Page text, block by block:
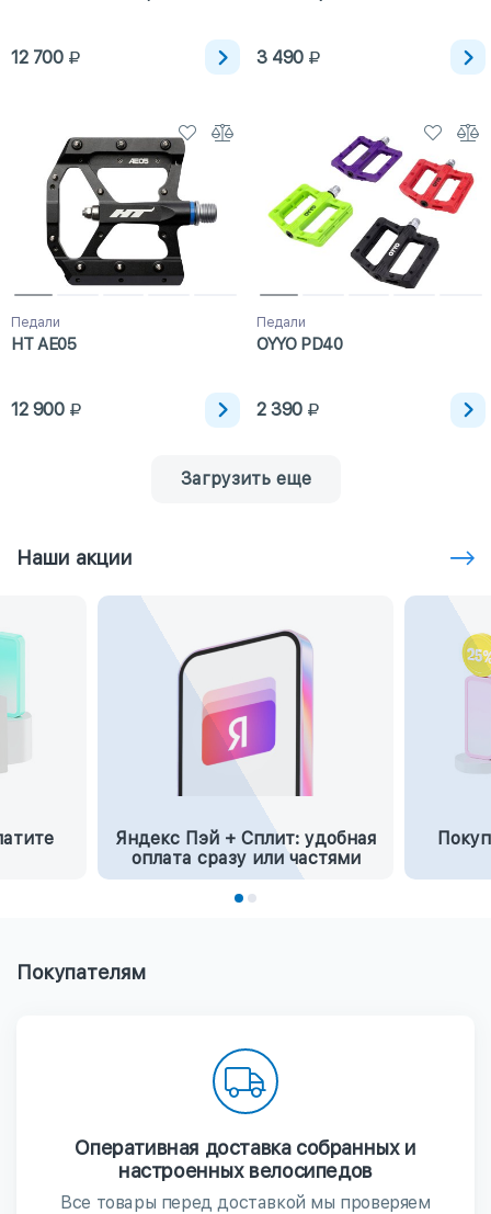
12 700 3 490
Педали
HT AE05
12 900
Педали
OYYO PD40
2 390
Загрузить еще
Наши акции
Яндекс Пэй + Сплит: удобная
оплата сразу или частями
Покупателям
Оперативная доставка собранных и
настроенных велосипедов
Все товары перед доставкой мы проверяем